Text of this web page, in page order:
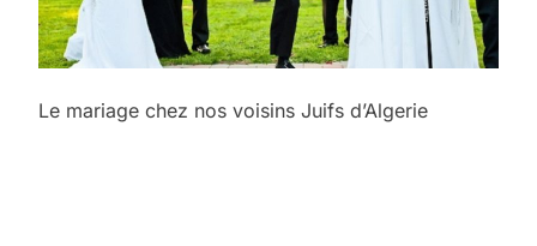
Le mariage chez nos voisins Juifs d’Algerie